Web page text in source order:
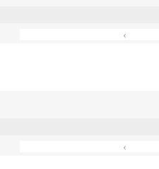
‹
‹